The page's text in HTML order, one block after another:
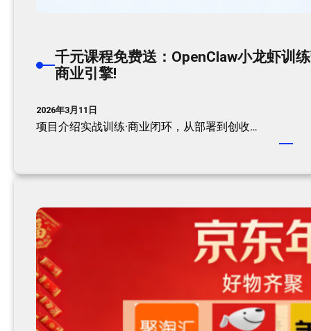
千元课程免费送：OpenClaw小龙虾训
商业引擎!
2026年3月11日
项目介绍实战训练·商业闭环，从部署到创收…